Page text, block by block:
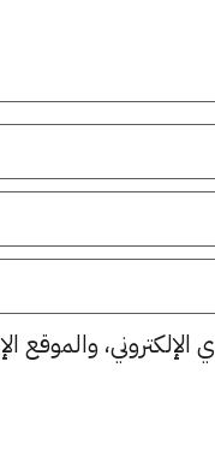
والموقع